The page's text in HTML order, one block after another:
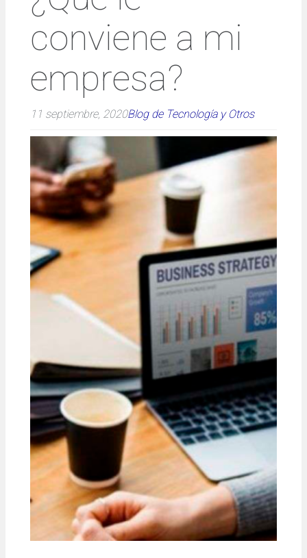
conviene a mi
empresa?
11 septiembre, 2020Blog de Tecnología y Otros